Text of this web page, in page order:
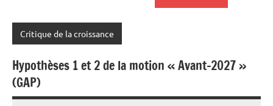
Critique de la croissance
Hypothèses 1 et 2 de la motion « Avant-2027 »
(GAP)